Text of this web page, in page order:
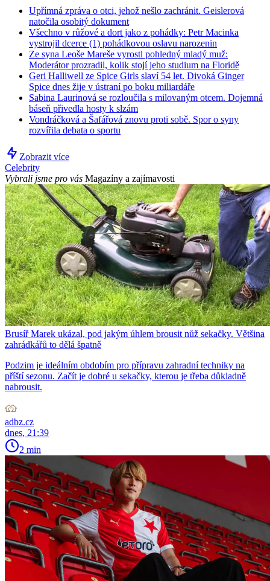
Upřímná zpráva o otci, jehož nešlo zachránit. Geislerová
natočila osobitý dokument
Všechno v růžové a dort jako z pohádky: Petr Macinka
vystrojil dcerce (1) pohádkovou oslavu narozenin
Ze syna Leoše Mareše vyrostl pohledný mladý muž:
Moderátor prozradil, kolik stojí jeho studium na Floridě
Geri Halliwell ze Spice Girls slaví 54 let. Divoká Ginger
Spice dnes žije v ústraní po boku miliardáře
Sabina Laurinová se rozloučila s milovaným otcem. Dojemná
báseň přivedla hosty k slzám
Vondráčková a Šafářová znovu proti sobě. Spor o syny
rozvířila debata o sportu
Zobrazit více
Celebrity
Vybrali jsme pro vás Magazíny a zajímavosti
Brusíř Marek ukázal, pod jakým úhlem brousit nůž sekačky. Většina
zahrádkářů to dělá špatně
Podzim je ideálním obdobím pro přípravu zahradní techniky na
příští sezonu. Začít je dobré u sekačky, kterou je třeba důkladně
nabrousit.
adbz.cz
dnes, 21:39
2 min